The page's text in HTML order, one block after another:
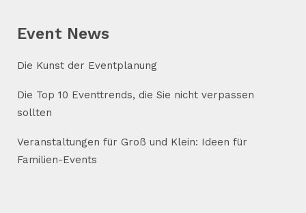
Event News
Die Kunst der Eventplanung
Die Top 10 Eventtrends, die Sie nicht verpassen
sollten
Veranstaltungen für Groß und Klein: Ideen für
Familien-Events